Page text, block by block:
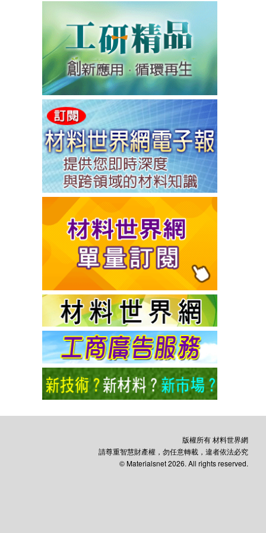
版權所有 材料世界網
請尊重智慧財產權，勿任意轉載，違者依法必究
© Materialsnet 2026. All rights reserved.